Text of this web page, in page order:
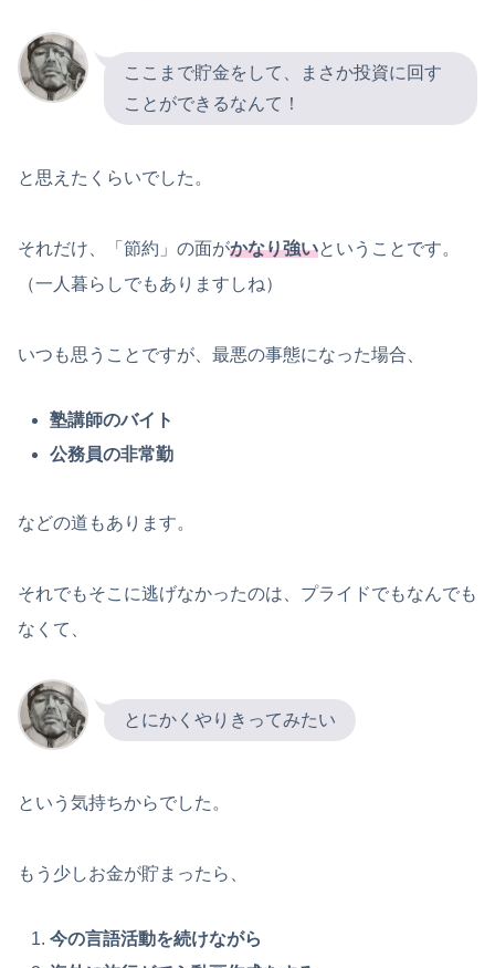
ここまで貯金をして、まさか投資に回す
ことができるなんて！
と思えたくらいでした。
それだけ、「節約」の面がかなり強いということです。
（一人暮らしでもありますしね）
いつも思うことですが、最悪の事態になった場合、
塾講師のバイト
公務員の非常勤
などの道もあります。
それでもそこに逃げなかったのは、プライドでもなんでも
なくて、
とにかくやりきってみたい
という気持ちからでした。
もう少しお金が貯まったら、
今の言語活動を続けながら